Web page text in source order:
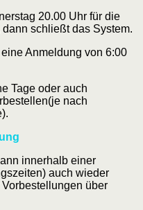
20.00 Uhr für die
schließt das System.
Anmeldung von 6:00
Tage oder auch
nach
innerhalb einer
auch wieder
über